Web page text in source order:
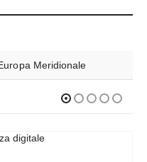
Meridionale